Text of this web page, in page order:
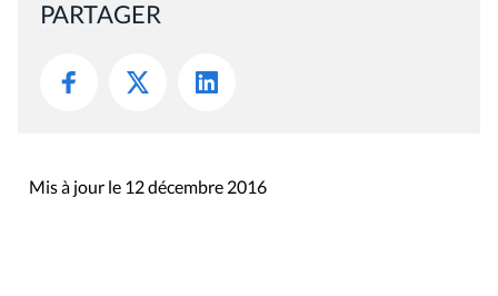
PARTAGER
Mis à jour le 12 décembre 2016